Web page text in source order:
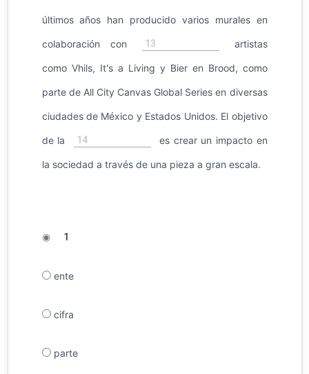
últimos años han producido varios murales en
colaboración con 13 artistas
como Vhils, It's a Living y Bier en Brood, como
parte de All City Canvas Global Series en diversas
ciudades de México y Estados Unidos. El objetivo
de la 14 es crear un impacto en
la sociedad a través de una pieza a gran escala.
◉ 1
ente
cifra
parte